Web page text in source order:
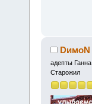
DимоN
адепты Ганна
Старожил